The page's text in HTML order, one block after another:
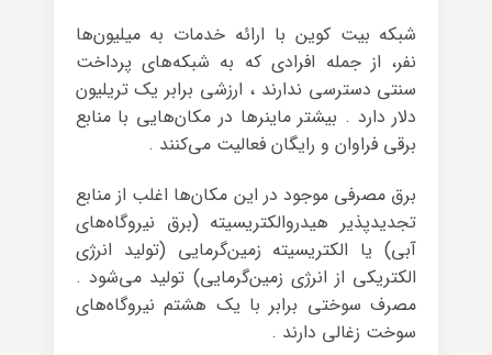
شبکه‌ بیت کوین با ارائه‌ خدمات به میلیون‌ها
نفر، از جمله افرادی که به شبکه‌های پرداخت
سنتی دسترسی ندارند ، ارزشی برابر یک تریلیون
دلار دارد . بیشتر ماینرها در مکان‌هایی با منابع
برقی فراوان و رایگان فعالیت می‌کنند .
برق مصرفی موجود در این مکان‌ها اغلب از منابع
تجدیدپذیر هیدروالکتریسیته (برق نیروگاه‌های
آبی) یا الکتریسیته زمین‌گرمایی (تولید انرژی
الکتریکی از انرژی زمین‌گرمایی) تولید می‌شود .
مصرف سوختی برابر با یک هشتم نیروگاه‌های
سوخت زغالی دارند .